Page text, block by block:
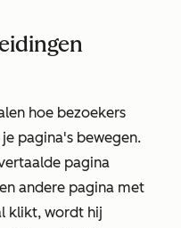
hoe bezoekers
pagina's bewegen.
pagina
andere pagina met
klikt, wordt hij